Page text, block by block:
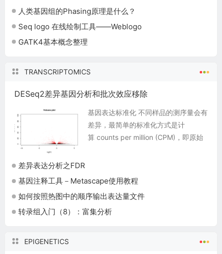
人类基因组的Phasing原理是什么？
Seq logo 在线绘制工具——Weblogo
GATK4基本概念整理
TRANSCRIPTOMICS
DESeq2差异基因分析和批次效应移除
基因表达标准化 不同样品的测序量会有
差异，最简单的标准化方式是计
算 counts per million (CPM)，即原始
差异表达分析之FDR
基因注释工具－Metascape使用教程
如何按照热图中的顺序输出表达量文件
转录组入门（8）：富集分析
EPIGENETICS